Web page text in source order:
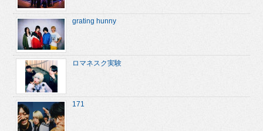
grating hunny
ロマネスク実験
171